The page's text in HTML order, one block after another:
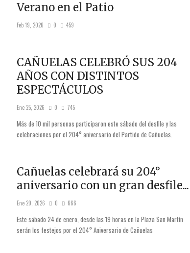
Verano en el Patio
Feb 19, 2026 0 459
CAÑUELAS CELEBRÓ SUS 204
AÑOS CON DISTINTOS
ESPECTÁCULOS
Ene 25, 2026 0 745
Más de 10 mil personas participaron este sábado del desfile y las
celebraciones por el 204° aniversario del Partido de Cañuelas.
Cañuelas celebrará su 204°
aniversario con un gran desfile...
Ene 20, 2026 0 666
Este sábado 24 de enero, desde las 19 horas en la Plaza San Martín
serán los festejos por el 204° Aniversario de Cañuelas
realizó este
de
Opinemos
ANTES QUE SEA TARDE
Abr 9, 2025 0 773